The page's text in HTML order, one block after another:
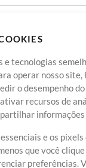
e tecnologias
operar nosso site,
o desempenho
recursos de
e os
que você
preferências.
sua senha?
Uso Política de
Contato
LLC. Todos